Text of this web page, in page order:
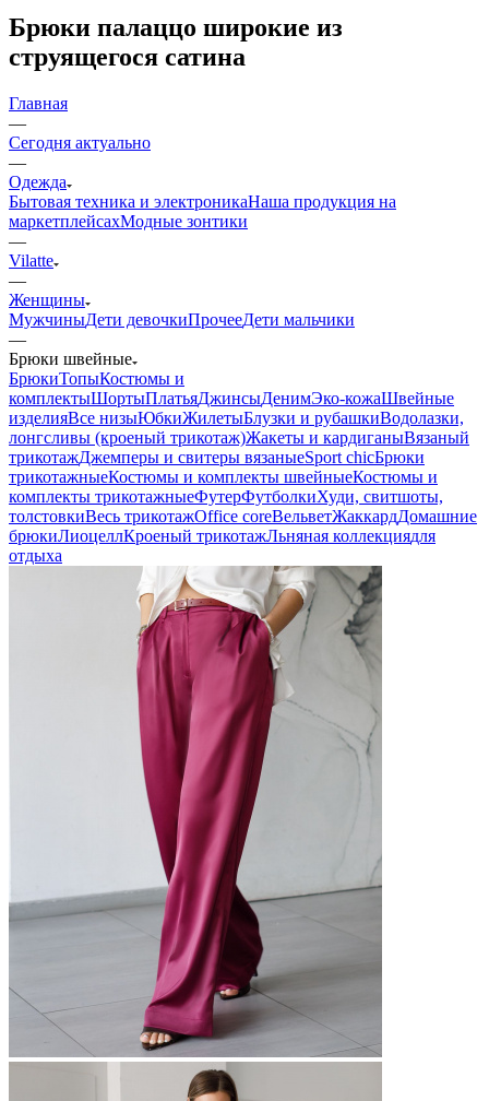
Брюки палаццо широкие из
струящегося сатина
Главная
—
Сегодня актуально
—
Одежда
Бытовая техника и электроникаНаша продукция на
маркетплейсахМодные зонтики
—
Vilatte
—
Женщины
МужчиныДети девочкиПрочееДети мальчики
—
Брюки швейные
БрюкиТопыКостюмы и
комплектыШортыПлатьяДжинсыДенимЭко-кожаШвейные
изделияВсе низыЮбкиЖилетыБлузки и рубашкиВодолазки,
лонгсливы (кроеный трикотаж)Жакеты и кардиганыВязаный
трикотажДжемперы и свитеры вязаныеSport chicБрюки
трикотажныеКостюмы и комплекты швейныеКостюмы и
комплекты трикотажныеФутерФутболкиХуди, свитшоты,
толстовкиВесь трикотажOffice coreВельветЖаккардДомашние
брюкиЛиоцеллКроеный трикотажЛьняная коллекциядля
отдыха